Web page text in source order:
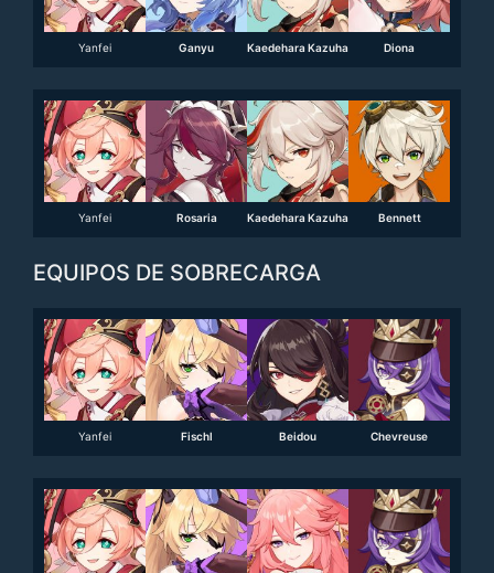
Yanfei Ganyu Kaedehara Kazuha Diona
Yanfei Rosaria Kaedehara Kazuha Bennett
EQUIPOS DE SOBRECARGA
Yanfei Fischl Beidou Chevreuse